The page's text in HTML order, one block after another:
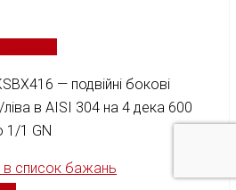
— подвійні бокові
в AISI 304 на 4 дека 600
1/1 GN
в список бажань